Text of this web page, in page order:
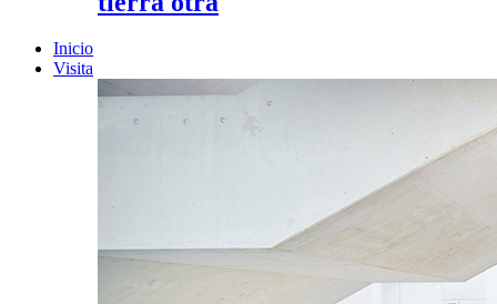
Inicio
Visita